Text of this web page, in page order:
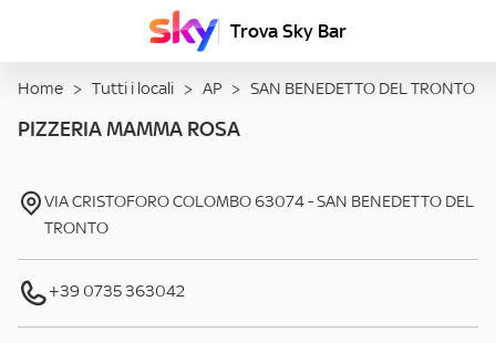
Trova Sky Bar
Home > Tutti i locali > AP > SAN BENEDETTO DEL TRONTO
PIZZERIA MAMMA ROSA
VIA CRISTOFORO COLOMBO63074-SAN BENEDETTO DEL
TRONTO
+39 0735 363042